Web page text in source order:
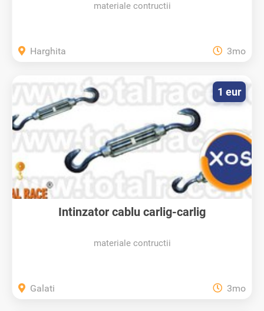
materiale contructii
Harghita 3mo
Intinzator cablu carlig-carlig
materiale contructii
1 eur
Galati 3mo